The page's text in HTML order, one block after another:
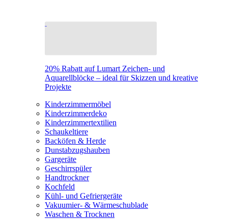
20% Rabatt auf Lumart Zeichen- und
Aquarellblöcke – ideal für Skizzen und kreative
Projekte
Kinderzimmermöbel
Kinderzimmerdeko
Kinderzimmertextilien
Schaukeltiere
Backöfen & Herde
Dunstabzugshauben
Gargeräte
Geschirrspüler
Handtrockner
Kochfeld
Kühl- und Gefriergeräte
Vakuumier- & Wärmeschublade
Waschen & Trocknen